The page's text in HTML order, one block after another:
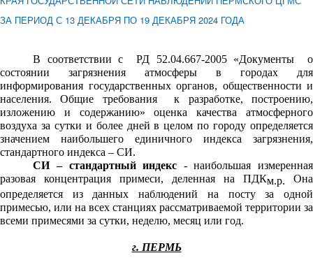
ЗА ПЕРИОД С 13 ДЕКАБРЯ ПО 19 ДЕКАБРЯ 2024 ГОДА
В соответствии с РД 52.04.667-2005 «Документы о
состоянии загрязнения атмосферы в городах для
информирования государственных органов, общественности и
населения. Общие требования к разработке, построению,
изложению и содержанию» оценка качества атмосферного
воздуха за сутки и более дней в целом по городу определяется
значением наибольшего единичного индекса загрязнения,
стандартного индекса – СИ.
СИ – стандартный индекс - наибольшая измеренная
разовая концентрация примеси, деленная на ПДКм.р. Она
определяется из данных наблюдений на посту за одной
примесью, или на всех станциях рассматриваемой территории за
всеми примесями за сутки, неделю, месяц или год.
г. ПЕРМЬ